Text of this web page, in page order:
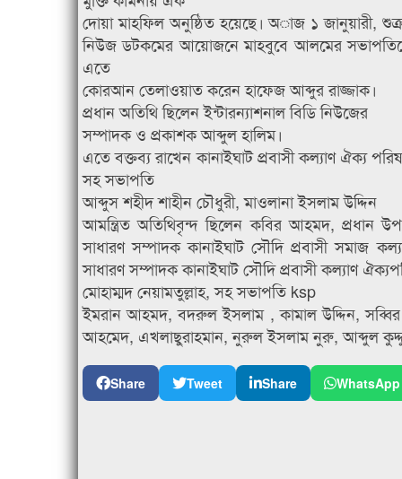
দোয়া মাহফিল অনুষ্ঠিত হয়েছে। অাজ ১ জানুয়ারী,
নিউজ ডটকমের আয়োজনে মাহবুবে আলমের
এতে
কোরআন তেলাওয়াত করেন হাফেজ আব্দুর রাজ্জাক।
প্রধান অতিথি ছিলেন ইন্টারন্যাশনাল বিডি নিউজের
সম্পাদক ও প্রকাশক আব্দুল হালিম।
এতে বক্তব্য রাখেন কানাইঘাট প্রবাসী কল্যাণ ঐক্য
সহ সভাপতি
আব্দুস শহীদ শাহীন চৌধুরী, মাওলানা ইসলাম উদ্দিন
আমন্ত্রিত অতিথিবৃন্দ ছিলেন কবির আহমদ, প্রধান
সাধারণ সম্পাদক কানাইঘাট সৌদি প্রবাসী সমাজ
সাধারণ সম্পাদক কানাইঘাট সৌদি প্রবাসী কল্যাণ
মোহাম্মদ নেয়ামতুল্লাহ, সহ সভাপতি ksp
ইমরান আহমদ, বদরুল ইসলাম , কামাল উদ্দিন,
আহমেদ, এখলাছুরাহমান, নুরুল ইসলাম নুরু, আব্দুল
Share Tweet Share WhatsApp